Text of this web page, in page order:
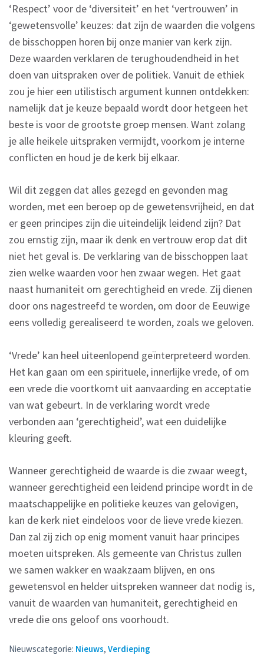
‘Respect’ voor de ‘diversiteit’ en het ‘vertrouwen’ in
‘gewetensvolle’ keuzes: dat zijn de waarden die volgens
de bisschoppen horen bij onze manier van kerk zijn.
Deze waarden verklaren de terughoudendheid in het
doen van uitspraken over de politiek. Vanuit de ethiek
zou je hier een utilistisch argument kunnen ontdekken:
namelijk dat je keuze bepaald wordt door hetgeen het
beste is voor de grootste groep mensen. Want zolang
je alle heikele uitspraken vermijdt, voorkom je interne
conflicten en houd je de kerk bij elkaar.
Wil dit zeggen dat alles gezegd en gevonden mag
worden, met een beroep op de gewetensvrijheid, en dat
er geen principes zijn die uiteindelijk leidend zijn? Dat
zou ernstig zijn, maar ik denk en vertrouw erop dat dit
niet het geval is. De verklaring van de bisschoppen laat
zien welke waarden voor hen zwaar wegen. Het gaat
naast humaniteit om gerechtigheid en vrede. Zij dienen
door ons nagestreefd te worden, om door de Eeuwige
eens volledig gerealiseerd te worden, zoals we geloven.
‘Vrede’ kan heel uiteenlopend geïnterpreteerd worden.
Het kan gaan om een spirituele, innerlijke vrede, of om
een vrede die voortkomt uit aanvaarding en acceptatie
van wat gebeurt. In de verklaring wordt vrede
verbonden aan ‘gerechtigheid’, wat een duidelijke
kleuring geeft.
Wanneer gerechtigheid de waarde is die zwaar weegt,
wanneer gerechtigheid een leidend principe wordt in de
maatschappelijke en politieke keuzes van gelovigen,
kan de kerk niet eindeloos voor de lieve vrede kiezen.
Dan zal zij zich op enig moment vanuit haar principes
moeten uitspreken. Als gemeente van Christus zullen
we samen wakker en waakzaam blijven, en ons
gewetensvol en helder uitspreken wanneer dat nodig is,
vanuit de waarden van humaniteit, gerechtigheid en
vrede die ons geloof ons voorhoudt.
Nieuwscategorie: Nieuws, Verdieping